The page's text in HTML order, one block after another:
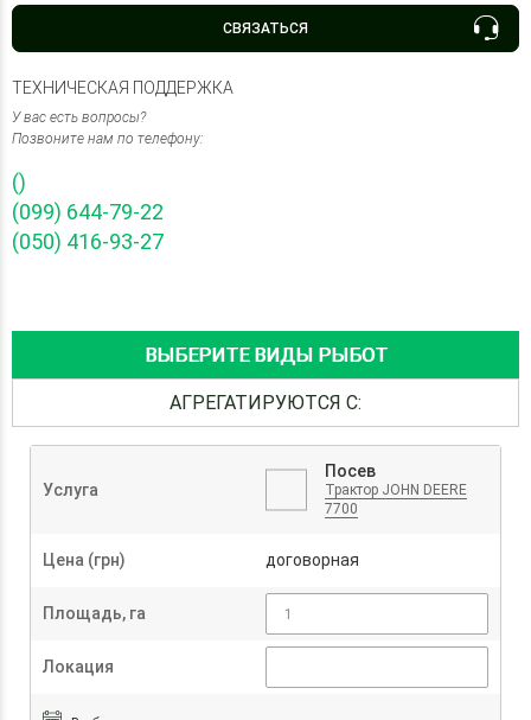
СВЯЗАТЬСЯ
ТЕХНИЧЕСКАЯ ПОДДЕРЖКА
У вас есть вопросы?
Позвоните нам по телефону:
()
(099) 644-79-22
(050) 416-93-27
ВЫБЕРИТЕ ВИДЫ РЫБОТ
АГРЕГАТИРУЮТСЯ С:
Услуга
Посев
Трактор JOHN DEERE
7700
Цена (грн) договорная
Площадь, га
Локация